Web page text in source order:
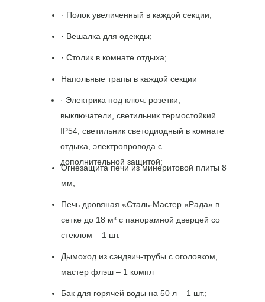
· Полок увеличенный в каждой секции;
Напольные трапы в каждой секции
· Электрика под ключ: розетки,
выключатели, светильник термостойкий
IP54, светильник светодиодный в комнате
отдыха, электропровода с
дополнительной защитой;
Огнезащита печи из минеритовой плиты 8
мм;
Печь дровяная «Сталь-Мастер «Рада» в
сетке до 18 м³ с панорамной дверцей со
стеклом – 1 шт.
Бак для горячей воды на 50 л – 1 шт.;
Дымоход из сэндвич-трубы с оголовком,
мастер флэш – 1 компл
· Столик в комнате отдыха;
· Вешалка для одежды;